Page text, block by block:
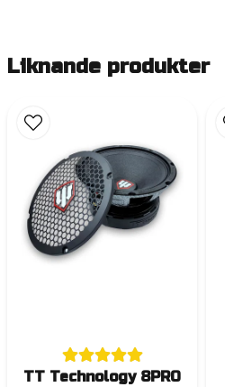
Liknande produkter
TT Technology 8PRO